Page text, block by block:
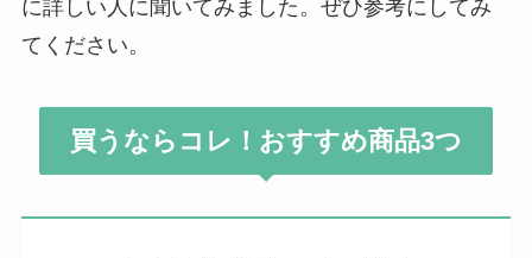
に詳しい人に聞いてみました。ぜひ参考にしてみ
てください。
買うならコレ！おすすめ商品3つ